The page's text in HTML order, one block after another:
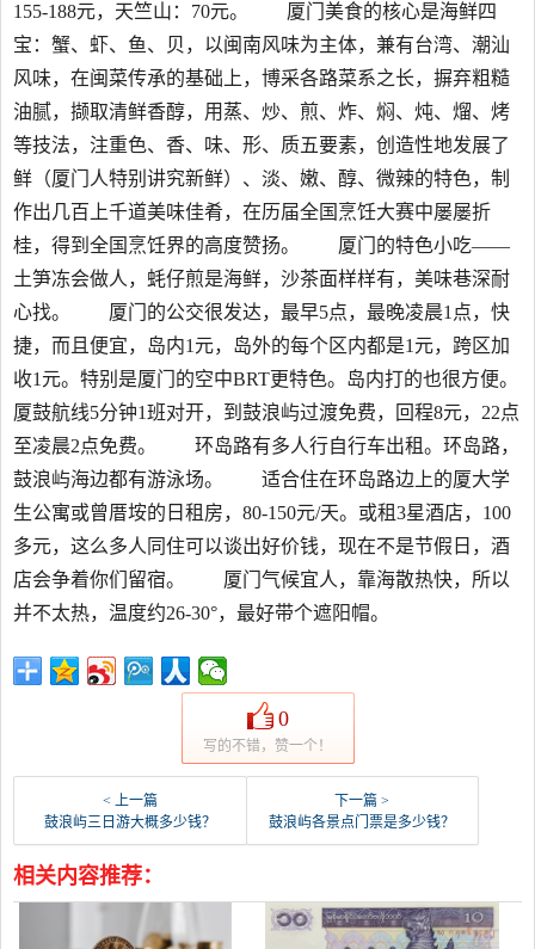
155-188元，天竺山：70元。 厦门美食的核心是海鲜四
宝：蟹、虾、鱼、贝，以闽南风味为主体，兼有台湾、潮汕
风味，在闽菜传承的基础上，博采各路菜系之长，摒弃粗糙
油腻，撷取清鲜香醇，用蒸、炒、煎、炸、焖、炖、熘、烤
等技法，注重色、香、味、形、质五要素，创造性地发展了
鲜（厦门人特别讲究新鲜）、淡、嫩、醇、微辣的特色，制
作出几百上千道美味佳肴，在历届全国烹饪大赛中屡屡折
桂，得到全国烹饪界的高度赞扬。 厦门的特色小吃——
土笋冻会做人，蚝仔煎是海鲜，沙茶面样样有，美味巷深耐
心找。 厦门的公交很发达，最早5点，最晚凌晨1点，快
捷，而且便宜，岛内1元，岛外的每个区内都是1元，跨区加
收1元。特别是厦门的空中BRT更特色。岛内打的也很方便。
厦鼓航线5分钟1班对开，到鼓浪屿过渡免费，回程8元，22点
至凌晨2点免费。 环岛路有多人行自行车出租。环岛路，
鼓浪屿海边都有游泳场。 适合住在环岛路边上的厦大学
生公寓或曾厝垵的日租房，80-150元/天。或租3星酒店，100
多元，这么多人同住可以谈出好价钱，现在不是节假日，酒
店会争着你们留宿。 厦门气候宜人，靠海散热快，所以
并不太热，温度约26-30°，最好带个遮阳帽。
0
写的不错，赞一个！
< 上一篇
鼓浪屿三日游大概多少钱？
下一篇 >
鼓浪屿各景点门票是多少钱？
相关内容推荐：